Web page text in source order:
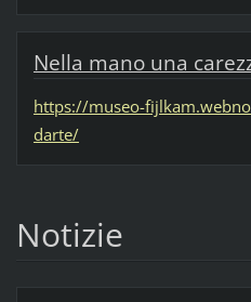
Nella mano una
https://museo-
darte/
Notizie